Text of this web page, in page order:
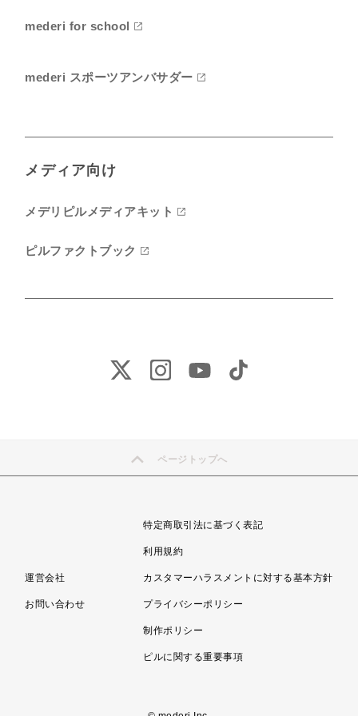
mederi for school
mederi スポーツアンバサダー
メディア向け
メデリピルメディアキット
ピルファクトブック
ページトップへ
運営会社
お問い合わせ
特定商取引法に基づく表記
利用規約
カスタマーハラスメントに対する基本方針
プライバシーポリシー
制作ポリシー
ピルに関する重要事項